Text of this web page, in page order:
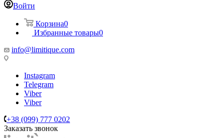
Войти
Корзина0
Избранные товары0
info@limitique.com
Instagram
Telegram
Viber
Viber
+38 (099) 777 0202
Заказать звонок